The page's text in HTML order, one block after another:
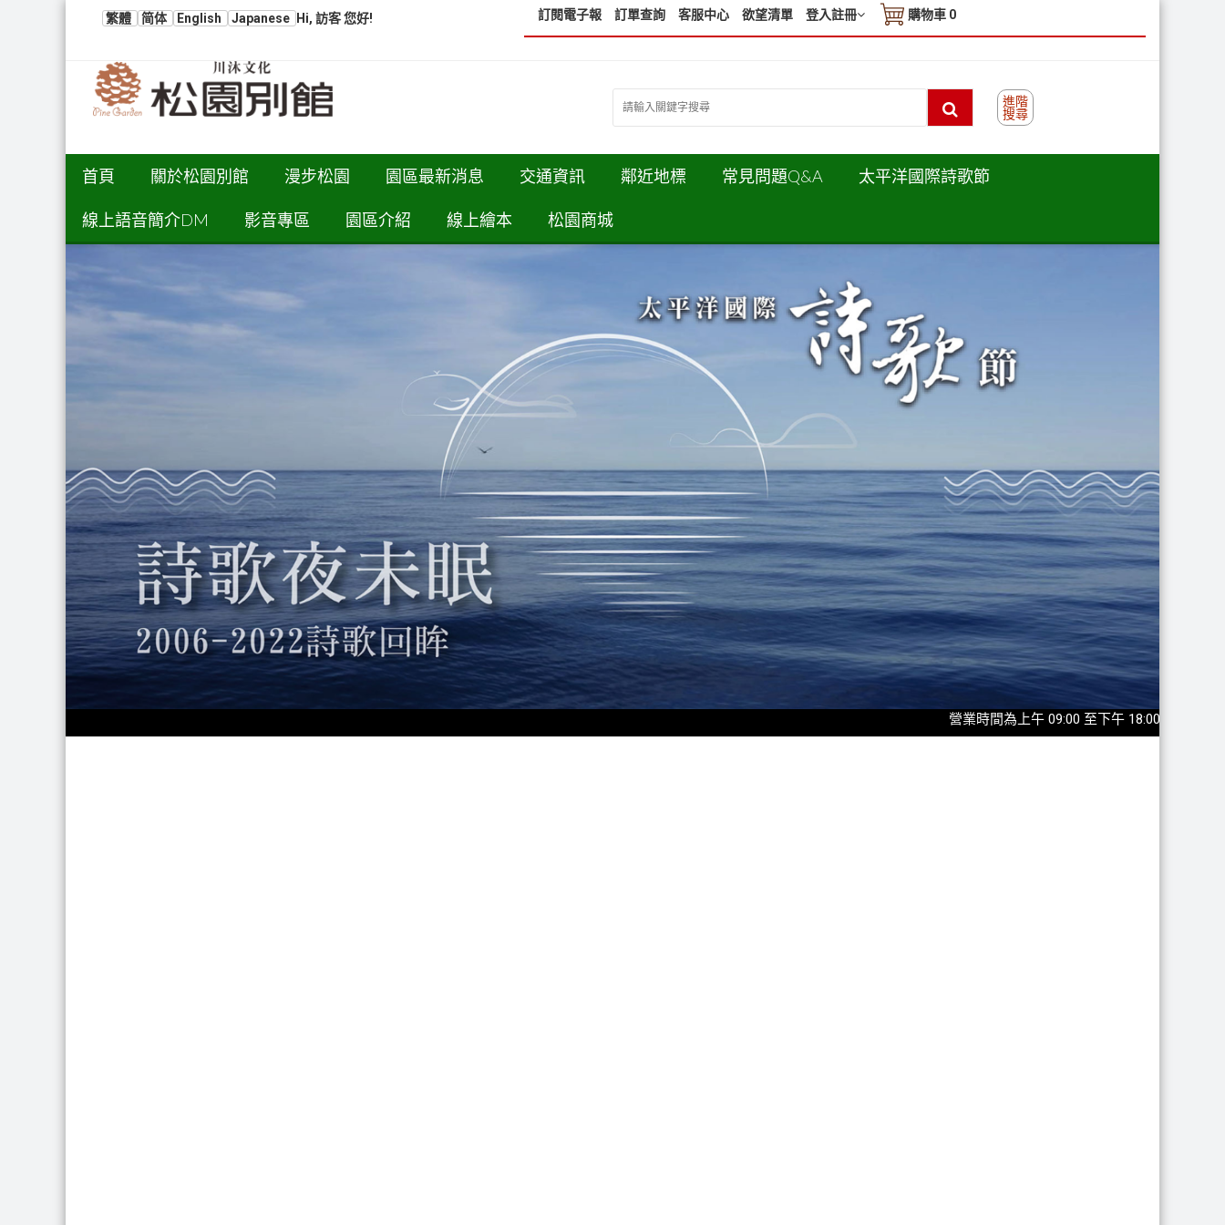
繁體 简体 English Japanese Hi, 訪客 您好! 訂閱電子報 訂單查詢 客服中心 欲望清單 登入註冊 購物車 0
進階
搜尋
首頁 關於松園別館 漫步松園 園區最新消息 交通資訊 鄰近地標 常見問題Q&A 太平洋國際詩歌節
線上語音簡介DM 影音專區 園區介紹 線上繪本 松園商城
營業時間為上午 09:00 至下午 18:00，最後入